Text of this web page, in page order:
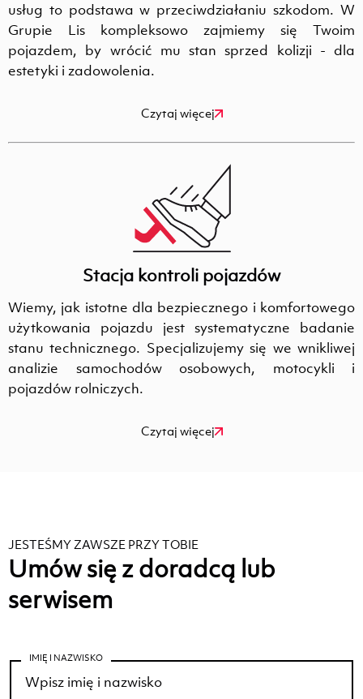
usług to podstawa w przeciwdziałaniu szkodom. W
Grupie Lis kompleksowo zajmiemy się Twoim
pojazdem, by wrócić mu stan sprzed kolizji - dla
estetyki i zadowolenia.
Czytaj więcej
Stacja kontroli pojazdów
Wiemy, jak istotne dla bezpiecznego i komfortowego
użytkowania pojazdu jest systematyczne badanie
stanu technicznego. Specjalizujemy się we wnikliwej
analizie samochodów osobowych, motocykli i
pojazdów rolniczych.
Czytaj więcej
JESTEŚMY ZAWSZE PRZY TOBIE
Umów się z doradcą lub
serwisem
IMIĘ I NAZWISKO